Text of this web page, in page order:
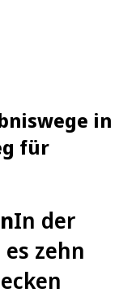
in
für
In der
zehn